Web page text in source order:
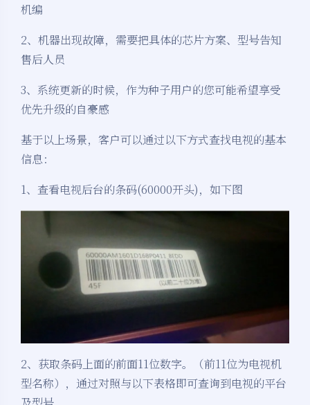
机编
2、机器出现故障，需要把具体的芯片方案、型号告知
售后人员
3、系统更新的时候，作为种子用户的您可能希望享受
优先升级的自豪感
基于以上场景，客户可以通过以下方式查找电视的基本
信息：
1、查看电视后台的条码(60000开头)，如下图
2、获取条码上面的前面11位数字。（前11位为电视机
型名称），通过对照与以下表格即可查询到电视的平台